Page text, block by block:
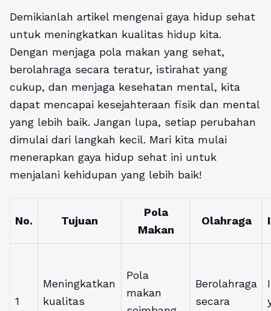
Demikianlah artikel mengenai gaya hidup sehat
untuk meningkatkan kualitas hidup kita.
Dengan menjaga pola makan yang sehat,
berolahraga secara teratur, istirahat yang
cukup, dan menjaga kesehatan mental, kita
dapat mencapai kesejahteraan fisik dan mental
yang lebih baik. Jangan lupa, setiap perubahan
dimulai dari langkah kecil. Mari kita mulai
menerapkan gaya hidup sehat ini untuk
menjalani kehidupan yang lebih baik!
No. Tujuan
Pola
Makan
Olahraga
1
Meningkatkan
kualitas
Pola
makan
Berolahraga
secara